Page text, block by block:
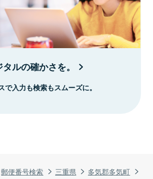
郵便番号検索 三重県
多気郡多気町
ルの確かさを。
で入力も検索もスムーズに。